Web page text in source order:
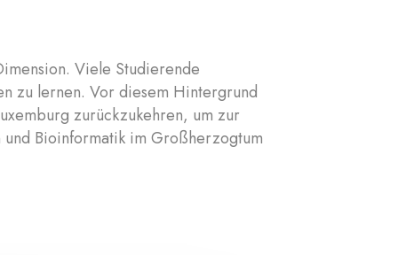
Viele Studierende
zu lernen. Vor diesem Hintergrund
zurückzukehren, um zur
Bioinformatik im Großherzogtum